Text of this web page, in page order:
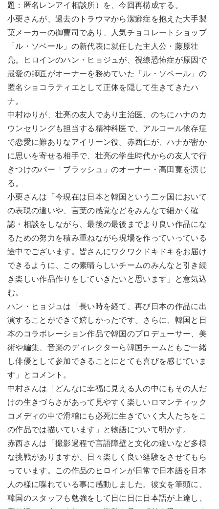
題：匿名レンアイ相談所）を、今回再構成する。
小栗さんが、過去のトラウマから潔癖症を抱えた大手製
菓メーカーの御曹司であり、人気チョコレートショップ
「ル・ソベール」の新代表に就任した主人公・藤原壮
亮。ヒロインのハン・ヒョジュが、視線恐怖症が原因で
最愛の師匠がオーナーを務めていた「ル・ソベール」の
匿名ショコラティエとして正体を隠して生きてきたハ
ナ。
中村ゆりが、壮亮の友人であり主治医、のちにハナのカ
ウンセリングも担当する精神科医で、アルコール依存症
で恋愛に難ありなアイリーン役。赤西仁が、ハナが密か
に思いを寄せる相手で、壮亮の学生時代からの友人で行
きつけのバー「ブラッシュ」のオーナー・高田寛を演じ
る。
小栗さんは「今現在は日本と韓国という二ヶ国において
の表現の違いや、言葉の感覚などをみんなで細かく確
認・相談をしながら、最後の最後までより良い作品にな
るための努力を積み重ねながら現場を作っていっている
途中でございます。皆さんにワクワクドキドキをお届け
できるように、この素晴らしいチームのみんなと引き続
き楽しい作品作りをしていきたいと思います」と意気込
む。
ハン・ヒョジュは「長い時を経て、再び日本の作品に出
演することができて嬉しかったです。さらに、韓国と日
本のコラボレーション作品で韓国のプロデューサー、美
術や編集、音楽のディレクターら韓国チームともご一緒
し俳優として参加できることにとても喜びを感じていま
す」とコメント。
中村さんは「どんなに幸福に見える人の中にもその人だ
けの生きづらさがあって見やすく楽しいロマンティック
コメディの中で滑稽にも必死に生きていく大人たちをこ
の作品では描いています」と物語について明かす。
赤西さんは「撮影過程で言語障壁と文化の違いなど多様
な挑戦がありますが、日々楽しく良い経験をさせてもら
っています。この作品のヒロインが日常で日本語を日本
人の様に喋れている事に感動しました。彼女を筆頭に、
韓国のスタッフも勉強をして日に日に日本語が上達し、